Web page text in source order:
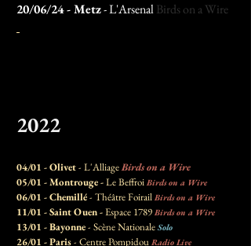
20/06/24- Metz- L'ArsenalBirds on a Wire
2022
04/01 - Olivet- L'AlliageBirds on a Wire
05/01 - Montrouge -Le Beffroi Birds on a Wire
06/01 - Chemillé- Théâtre Foirail Birds on a Wire
11/01 - Saint Ouen -Espace 1789Birds on a Wire
13/01 - Bayonne- Scène Nationale Solo
26/01 - Paris- Centre Pompidou Radio Live